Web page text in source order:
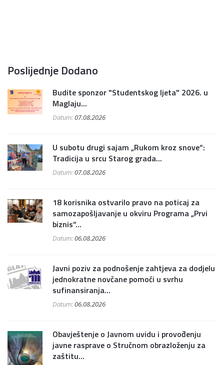
Poslijednje Dodano
Budite sponzor "Studentskog ljeta" 2026. u
Maglaju...
Datum:07.08.2026
U subotu drugi sajam „Rukom kroz snove“:
Tradicija u srcu Starog grada...
Datum:07.08.2026
18 korisnika ostvarilo pravo na poticaj za
samozapošljavanje u okviru Programa „Prvi
biznis“...
Datum:06.08.2026
Javni poziv za podnošenje zahtjeva za dodjelu
jednokratne novčane pomoći u svrhu
sufinansiranja...
Datum:06.08.2026
Obavještenje o Javnom uvidu i provođenju
javne rasprave o Stručnom obrazloženju za
zaštitu...